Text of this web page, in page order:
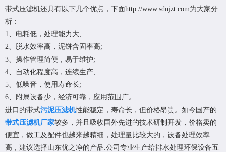
带式压滤机还具有以下几个优点，下面http://www.sdnjzt.com为大家分
析：
1、电耗低，处理能力大;
2、脱水效率高，泥饼含固率高;
3、操作管理简便，易于维护;
4、自动化程度高，连续生产;
5、低噪音，使用寿命长;
6、附属设备少，经济可靠，应用范围广。
进口的带式污泥压滤机性能稳定，寿命长，但价格昂贵。如今国产的
带式压滤机厂家较多，并且吸收国外先进的技术研制开发，价格卖的
便宜，做工及配件也越来越精细，处理量比较大的，设备处理效率
高，建议选择山东优之净的产品.公司专业生产给排水处理环保设备五